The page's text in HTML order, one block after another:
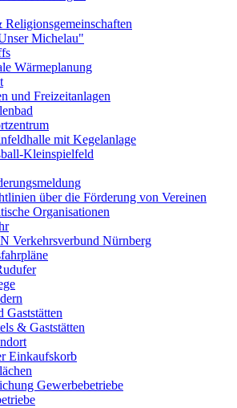
Michelau"
Wärmeplanung
und Freizeitanlagen
mit Kegelanlage
Kleinspielfeld
über die Förderung von Vereinen
Organisationen
Verkehrsverbund Nürnberg
Gaststätten
& Gaststätten
Einkaufskorb
Gewerbebetriebe